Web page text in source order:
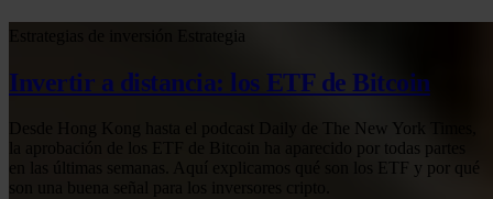
Estrategia
Invertir a distancia: los ETF de Bitcoin
Desde Hong Kong hasta el podcast Daily de The New York Times,
la aprobación de los ETF de Bitcoin ha aparecido por todas partes
en las últimas semanas. Aquí explicamos qué son los ETF y por qué
son una buena señal para los inversores cripto.